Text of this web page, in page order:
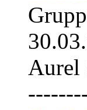
Aurel